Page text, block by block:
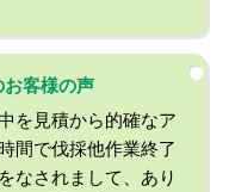
客様の声
を見積から的確なア
間で伐採他作業終了
なされまして、あり